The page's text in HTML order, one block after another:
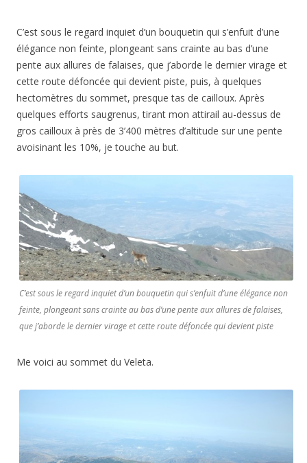
C’est sous le regard inquiet d’un bouquetin qui s’enfuit d’une
élégance non feinte, plongeant sans crainte au bas d’une
pente aux allures de falaises, que j’aborde le dernier virage et
cette route défoncée qui devient piste, puis, à quelques
hectomètres du sommet, presque tas de cailloux. Après
quelques efforts saugrenus, tirant mon attirail au-dessus de
gros cailloux à près de 3’400 mètres d’altitude sur une pente
avoisinant les 10%, je touche au but.
C’est sous le regard inquiet d’un bouquetin qui s’enfuit d’une élégance non
feinte, plongeant sans crainte au bas d’une pente aux allures de falaises,
que j’aborde le dernier virage et cette route défoncée qui devient piste
Me voici au sommet du Veleta.